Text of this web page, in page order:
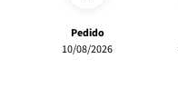
Pedido
10/08/2026